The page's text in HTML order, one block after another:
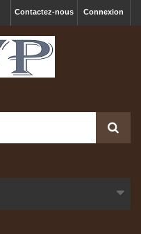
Connexion
Contactez-nous